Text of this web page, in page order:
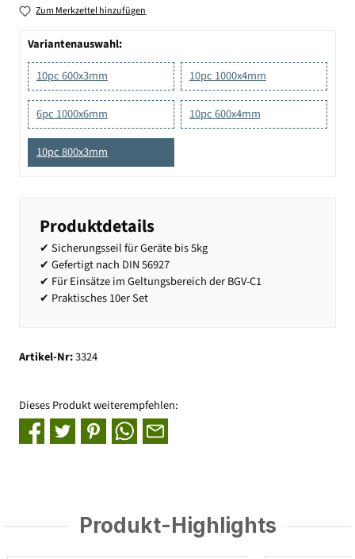
Zum Merkzettel hinzufügen
Variantenauswahl:
10pc 600x3mm
10pc 1000x4mm
6pc 1000x6mm 10pc 600x4mm
10pc 800x3mm
Produktdetails
✔ Sicherungsseil für Geräte bis 5kg
✔ Gefertigt nach DIN 56927
✔ Für Einsätze im Geltungsbereich der BGV-C1
✔ Praktisches 10er Set
Artikel-Nr:3324
Dieses Produkt weiterempfehlen:
Produkt-Highlights